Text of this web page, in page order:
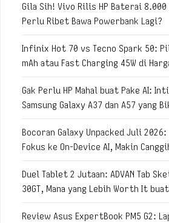
Gila Sih! Vivo Rilis HP Baterai 8.000
Perlu Ribet Bawa Powerbank Lagi?
Infinix Hot 70 vs Tecno Spark 50:
mAh atau Fast Charging 45W di
Gak Perlu HP Mahal buat Pake AI:
Samsung Galaxy A37 dan A57 yang
Bocoran Galaxy Unpacked Juli
Fokus ke On-Device AI, Makin
Duel Tablet 2 Jutaan: ADVAN Tab
30GT, Mana yang Lebih Worth It
Review Asus ExpertBook PM5 G2: